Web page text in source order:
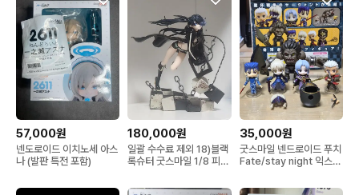
57,000원
넨도로이드 이치노세 아스
나 (발판 특전 포함)
180,000원
일괄 수수료 제외 18)블랙
록슈터 굿스마일 1/8 피규
35,000원
굿스마일 넨드로이드 푸치
Fate/stay night 익스텐